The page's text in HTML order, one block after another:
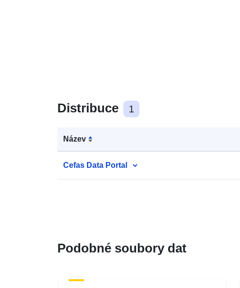
Distribuce 1
Název
Cefas Data Portal
Podobné soubory dat